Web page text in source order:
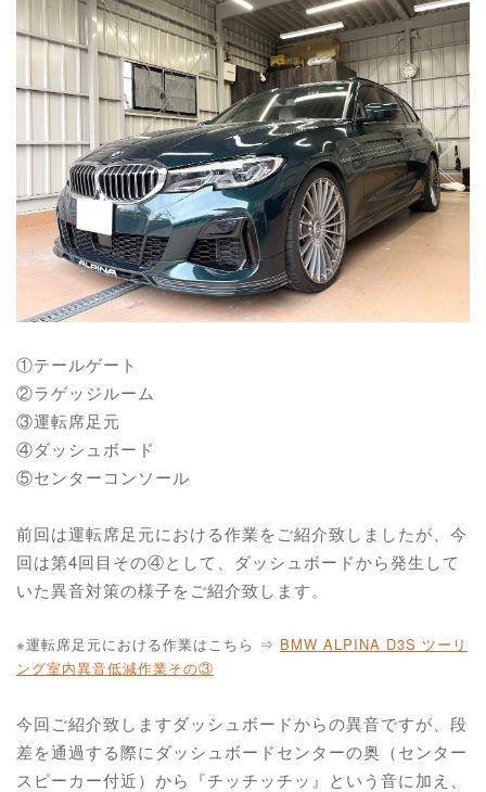
①テールゲート
②ラゲッジルーム
③運転席足元
④ダッシュボード
⑤センターコンソール
前回は運転席足元における作業をご紹介致しましたが、 今
回は第4回目その④として、ダッシュボードから発生して
いた異音対策の様子をご紹介致します。
※運転席足元における作業はこちら ⇒ BMW ALPINA D3S ツーリ
ング室内異音低減作業その③
今回ご紹介致しますダッシュボードからの異音ですが、段
差を通過する際にダッシュボードセンターの奥（センター
スピーカー付近）から『チッチッチッ』という音に加え、